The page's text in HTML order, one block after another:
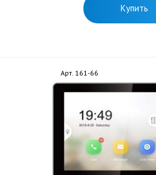
Купить
Арт. 161-66